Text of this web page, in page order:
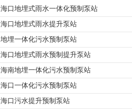
海口地埋式雨水一体化预制泵站
海口地埋式雨水提升泵站
地埋一体化污水预制泵站
海口地埋式雨水预制提升泵站
海南地埋一体化污水预制泵站
海口一体化污水预制泵站
海口污水提升预制泵站